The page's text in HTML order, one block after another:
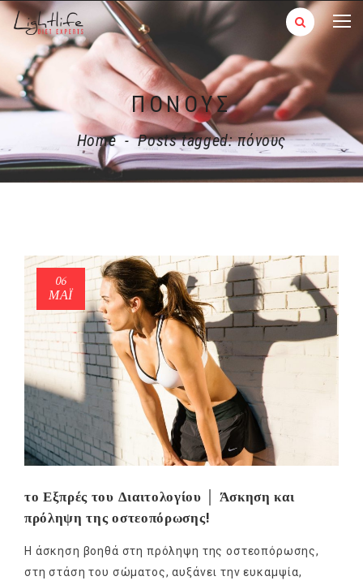
ΠΌΝΟΥΣ
Home - Posts tagged: πόνους
06
ΜΑΪ́
το Εξπρές του Διαιτολογίου │ Άσκηση και
πρόληψη της οστεοπόρωσης!
Η άσκηση βοηθά στη πρόληψη της οστεοπόρωσης,
στη στάση του σώματος, αυξάνει την ευκαμψία,